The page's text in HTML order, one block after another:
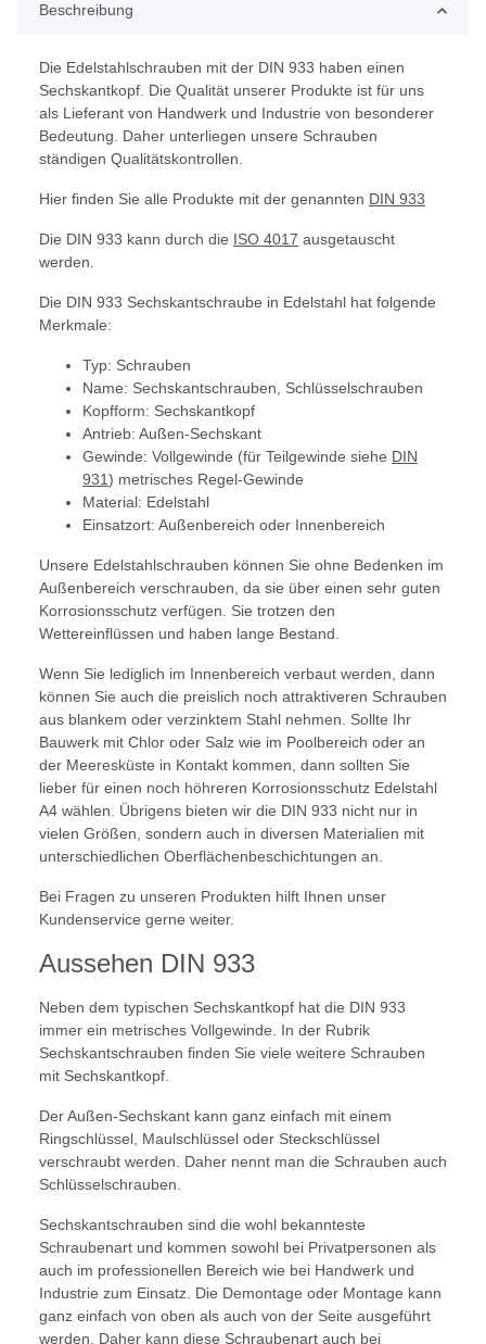
Beschreibung
Die Edelstahlschrauben mit der DIN 933 haben einen
Sechskantkopf. Die Qualität unserer Produkte ist für uns
als Lieferant von Handwerk und Industrie von besonderer
Bedeutung. Daher unterliegen unsere Schrauben
ständigen Qualitätskontrollen.
Hier finden Sie alle Produkte mit der genannten DIN 933
Die DIN 933 kann durch die ISO 4017 ausgetauscht
werden.
Die DIN 933 Sechskantschraube in Edelstahl hat folgende
Merkmale:
Typ: Schrauben
Name: Sechskantschrauben, Schlüsselschrauben
Kopfform: Sechskantkopf
Antrieb: Außen-Sechskant
Gewinde: Vollgewinde (für Teilgewinde siehe DIN
931) metrisches Regel-Gewinde
Material: Edelstahl
Einsatzort: Außenbereich oder Innenbereich
Unsere Edelstahlschrauben können Sie ohne Bedenken im
Außenbereich verschrauben, da sie über einen sehr guten
Korrosionsschutz verfügen. Sie trotzen den
Wettereinflüssen und haben lange Bestand.
Wenn Sie lediglich im Innenbereich verbaut werden, dann
können Sie auch die preislich noch attraktiveren Schrauben
aus blankem oder verzinktem Stahl nehmen. Sollte Ihr
Bauwerk mit Chlor oder Salz wie im Poolbereich oder an
der Meeresküste in Kontakt kommen, dann sollten Sie
lieber für einen noch höhreren Korrosionsschutz Edelstahl
A4 wählen. Übrigens bieten wir die DIN 933 nicht nur in
vielen Größen, sondern auch in diversen Materialien mit
unterschiedlichen Oberflächenbeschichtungen an.
Bei Fragen zu unseren Produkten hilft Ihnen unser
Kundenservice gerne weiter.
Aussehen DIN 933
Neben dem typischen Sechskantkopf hat die DIN 933
immer ein metrisches Vollgewinde. In der Rubrik
Sechskantschrauben finden Sie viele weitere Schrauben
mit Sechskantkopf.
Der Außen-Sechskant kann ganz einfach mit einem
Ringschlüssel, Maulschlüssel oder Steckschlüssel
verschraubt werden. Daher nennt man die Schrauben auch
Schlüsselschrauben.
Sechskantschrauben sind die wohl bekannteste
Schraubenart und kommen sowohl bei Privatpersonen als
auch im professionellen Bereich wie bei Handwerk und
Industrie zum Einsatz. Die Demontage oder Montage kann
ganz einfach von oben als auch von der Seite ausgeführt
werden. Daher kann diese Schraubenart auch bei